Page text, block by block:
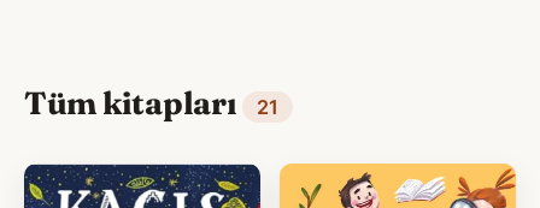
Tüm kitapları 21